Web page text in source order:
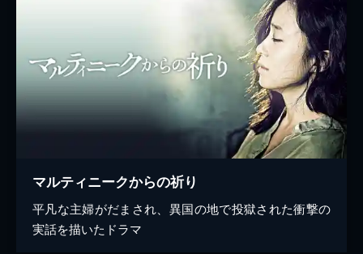
マルティニークからの祈り
平凡な主婦がだまされ、異国の地で投獄された衝撃の
実話を描いたドラマ